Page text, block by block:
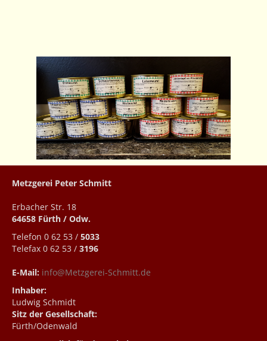
Metzgerei Peter Schmitt
Erbacher Str. 18
64658 Fürth / Odw.
Telefon 0 62 53 / 5033
Telefax 0 62 53 / 3196
E-Mail: info@Metzgerei-Schmitt.de
Inhaber:
Ludwig Schmidt
Sitz der Gesellschaft:
Fürth/Odenwald